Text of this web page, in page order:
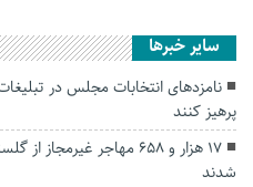
سایر خبرها
نامزد‌های انتخابات مجلس در
پرهیز کنند
۱۷ هزار و ۶۵۸ مهاجر
شدند